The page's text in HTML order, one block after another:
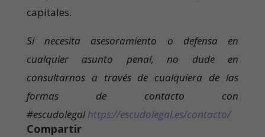
capitales.
Si necesita asesoramiento o defensa en
cualquier asunto penal, no dude en
consultarnos a través de cualquiera de las
formas de contacto con
#escudolegalhttps://escudolegal.es/contacto/
Compartir